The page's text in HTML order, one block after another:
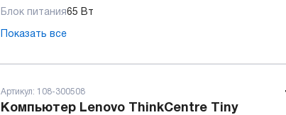
Блок питания65 Вт
Показать все
Артикул: 108-300508
Компьютер Lenovo ThinkCentre Tiny